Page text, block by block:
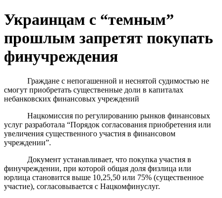
Украинцам с “темным”
прошлым запретят покупать
финучреждения
Граждане с непогашенной и неснятой судимостью не
смогут приобретать существенные доли в капиталах
небанковских финансовых учреждений
Нацкомиссия по регулированию рынков финансовых
услуг разработала “Порядок согласования приобретения или
увеличения существенного участия в финансовом
учреждении”.
Документ устанавливает, что покупка участия в
финучреждении, при которой общая доля физлица или
юрлица становится выше 10,25,50 или 75% (существенное
участие), согласовывается с Нацкомфинуслуг.